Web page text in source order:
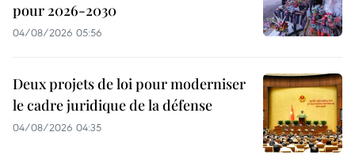
pour 2026-2030
04/08/2026 05:56
Deux projets de loi pour moderniser
le cadre juridique de la défense
04/08/2026 04:35